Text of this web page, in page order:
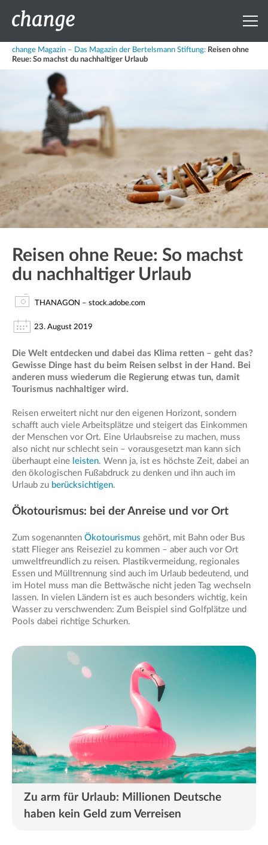
change Magazin – Das Magazin der Bertelsmann Stiftung: Reisen ohne
Reue: So machst du nachhaltiger Urlaub
Reisen ohne Reue: So machst
du nachhaltiger Urlaub
THANAGON – stock.adobe.com
23. August 2019
Die Welt entdecken und dabei das Klima retten – geht das?
Gewisse Dinge hast du beim Reisen selbst in der Hand. Bei
anderen muss wiederum die Regierung etwas tun, damit
Tourismus nachhaltiger wird.
Reisen erweitert nicht nur den eigenen Horizont, sondern
schafft auch viele Arbeitsplätze und steigert das Einkommen
der Menschen vor Ort. Eine Urlaubsreise zu machen, muss
also nicht nur schlecht sein – vorausgesetzt man kann sich
überhaupt eine leisten. Wenn ja, ist es höchste Zeit, dabei an
den ökologischen Fußabdruck zu denken und ihn auch im
Urlaub zu berücksichtigen.
Ökotourismus: bei der Anreise und vor Ort
Zum sogenannten Ökotourismus gehört, mit Bahn oder Bus
statt Flieger ans Reiseziel zu kommen – aber auch vor Ort
umweltfreundlich zu reisen. Plastikvermeidung, regionales
Essen und Mülltrennung sind auch im Urlaub bedeutend, und
im Hotel muss man die Bettwäsche nicht jeden Tag wechseln
lassen. In vielen Ländern ist es auch besonders wichtig, kein
Wasser zu verschwenden: Zum Beispiel sind Golfplätze und
Pools dabei richtige Schurken.
Zu arm für Urlaub: Millionen Deutsche
haben kein Geld zum Verreisen